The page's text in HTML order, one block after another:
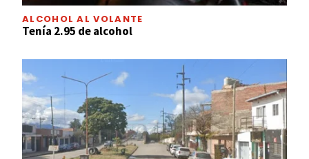
ALCOHOL AL VOLANTE
Tenía 2.95 de alcohol